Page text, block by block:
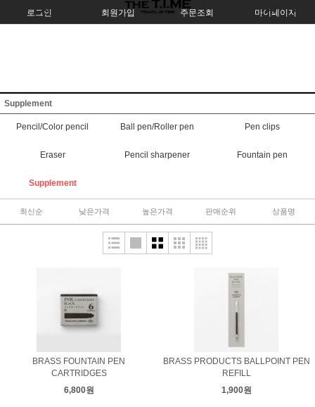
로그인 회원가입 주문조회 마이페이지
Supplement
Pencil/Color pencil Ball pen/Roller pen Pen clips
Eraser Pencil sharpener Fountain pen
Supplement
최신순 낮은가격 높은가격 판매순위 상품명
BRASS FOUNTAIN PEN
CARTRIDGES
6,800원
BRASS PRODUCTS BALLPOINT PEN
REFILL
1,900원